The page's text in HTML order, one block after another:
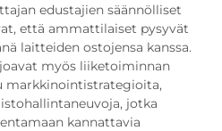
edustajien säännölliset
että ammattilaiset pysyvät
laitteiden ostojensa kanssa.
myös liiketoiminnan
markkinointistrategioita,
jotka
kannattavia